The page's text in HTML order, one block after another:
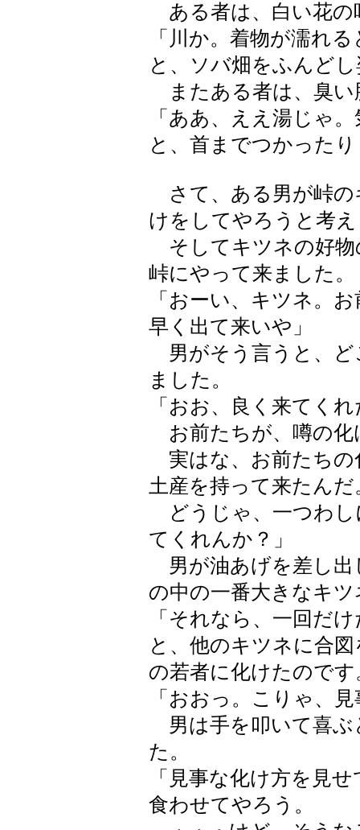
ある者は、白い花の
「川か。着物が濡れ
と、ソバ畑をふんど
またある者は、臭い
「ああ、ええ湯じゃ
と、首までつかった
さて、ある男が峠の
けをしてやろうと考
そしてキツネの好物
峠にやって来ました。
「おーい、キツネ。
早く出て来いや」
男がそう言うと、ど
ました。
「おお、良く来てく
お前たちが、噂の化
実はな、お前たちの
土産を持って来たんだ
どうじゃ、一つわし
てくれんか？」
男が油あげを差し出
の中の一番大きなキツ
「それなら、一回だ
と、他のキツネに合
の若者に化けたのです
「おおっ。こりゃ、
男は手を叩いて喜ぶ
た。
「見事な化け方を見
食わせてやろう。